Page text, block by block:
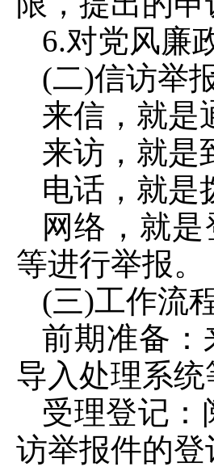
6.对党风廉
(二)信访举
来信，就是
来访，就是
电话，就是
网络，就
等进行举报。
(三)工作流
前期准备：
导入处理系统
受理登记：
访举报件的登